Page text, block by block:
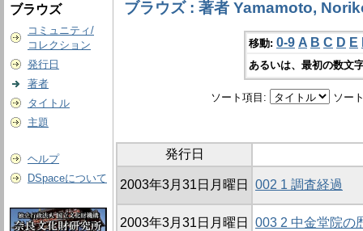
ブラウズ
コミュニティ/
コレクション
発行日
著者
タイトル
主題
ヘルプ
DSpaceについて
ブラウズ : 著者 Yamamoto,
移動: 0-9 A B C D E
あるいは、最初の数文
ソート項目: ソー
発行日
2003年3月31日月曜日 002 1 調査経過
2003年3月31日月曜日 003 2 中金堂院の